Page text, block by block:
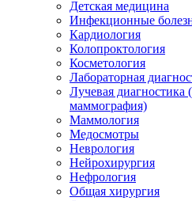
Детская медицина
Инфекционные
Кардиология
Колопроктология
Косметология
Лабораторная
Лучевая
маммография)
Маммология
Медосмотры
Неврология
Нейрохирургия
Нефрология
Общая хирургия